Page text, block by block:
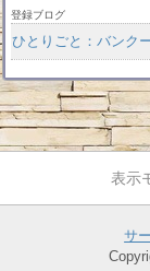
登録ブログ
ひとりごと：バンク
サ